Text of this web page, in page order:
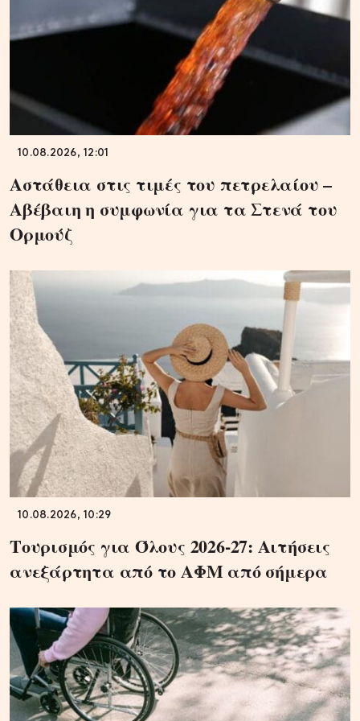
10.08.2026, 12:01
Αστάθεια στις τιμές του πετρελαίου –
Αβέβαιη η συμφωνία για τα Στενά του
Ορμούζ
10.08.2026, 10:29
Τουρισμός για Όλους 2026-27: Αιτήσεις
ανεξάρτητα από το ΑΦΜ από σήμερα